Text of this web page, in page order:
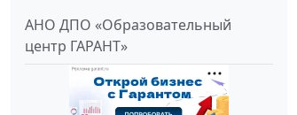
АНО ДПО «Образовательный
центр ГАРАНТ»